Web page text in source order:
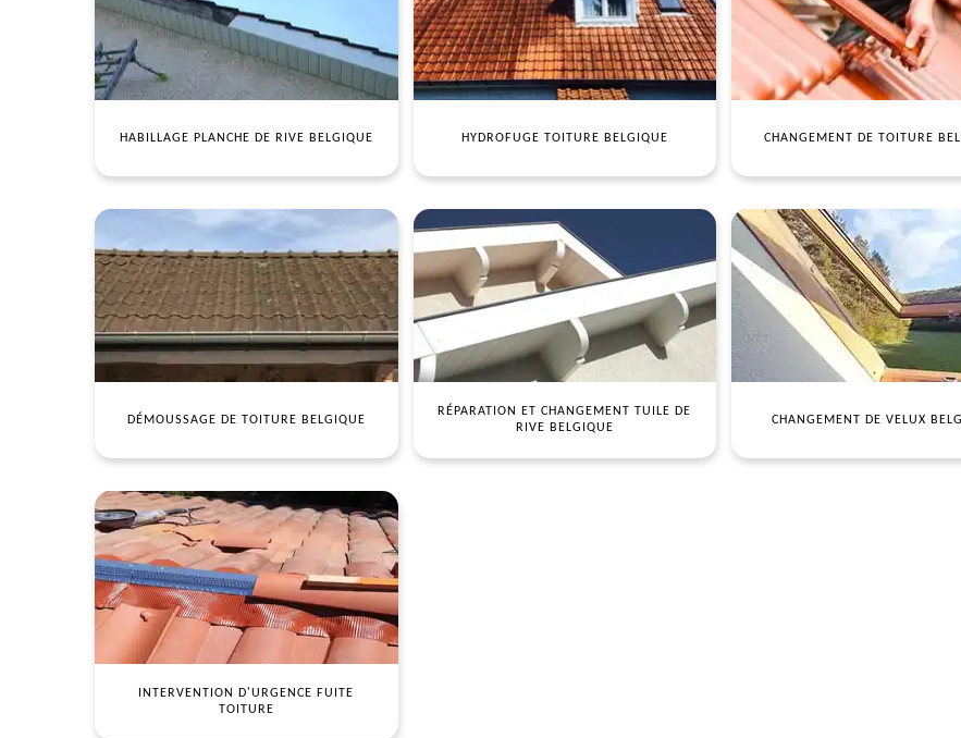
HABILLAGE PLANCHE DE RIVE BELGIQUE HYDROFUGE TOITURE BELGIQUE CHANGEMENT DE TOITURE
DÉMOUSSAGE DE TOITURE BELGIQUE
RÉPARATION ET CHANGEMENT TUILE DE
RIVE BELGIQUE
CHANGEMENT DE VELUX
INTERVENTION D'URGENCE FUITE
TOITURE